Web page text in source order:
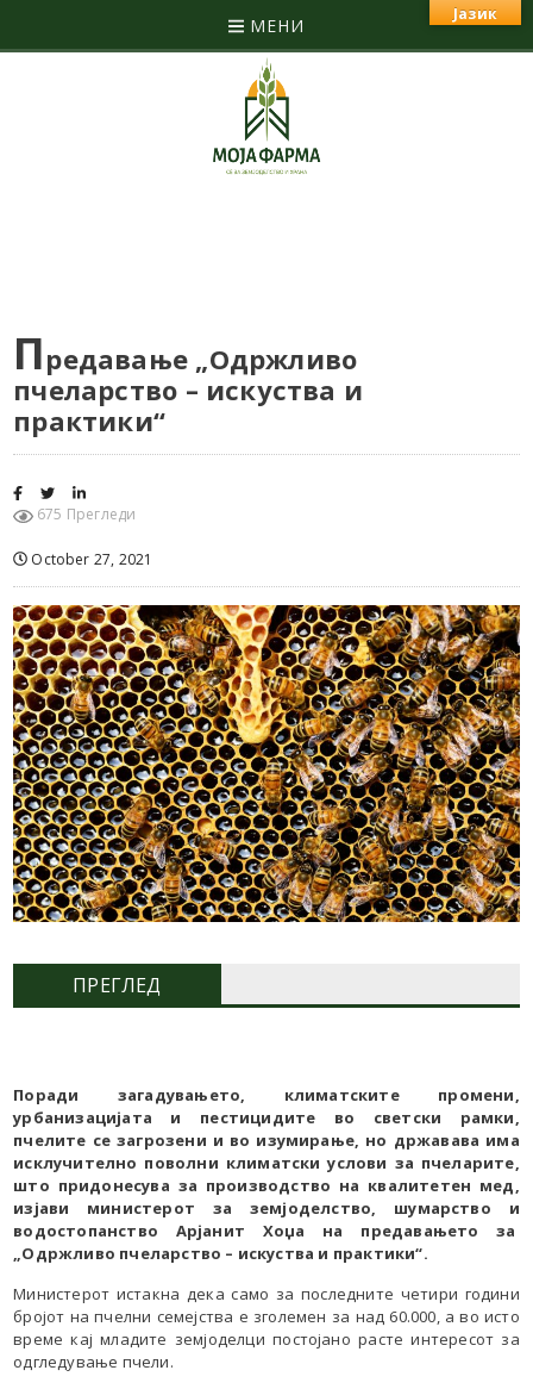
МЕНИ
Предавање „Одржливо
пчеларство – искуства и
практики“
675 Прегледи
October 27, 2021
ПРЕГЛЕД
Поради загадувањето, климатските промени,
урбанизацијата и пестицидите во светски рамки,
пчелите се загрозени и во изумирање, но државава има
исклучително поволни климатски услови за пчеларите,
што придонесува за производство на квалитетен мед,
изјави министерот за земјоделство, шумарство и
водостопанство Арјанит Хоџа на предавањето за
„Одржливо пчеларство – искуства и практики“.
Министерот истакна дека само за последните четири години
бројот на пчелни семејства е зголемен за над 60.000, а во исто
време кај младите земјоделци постојано расте интересот за
одгледување пчели.
Јазик